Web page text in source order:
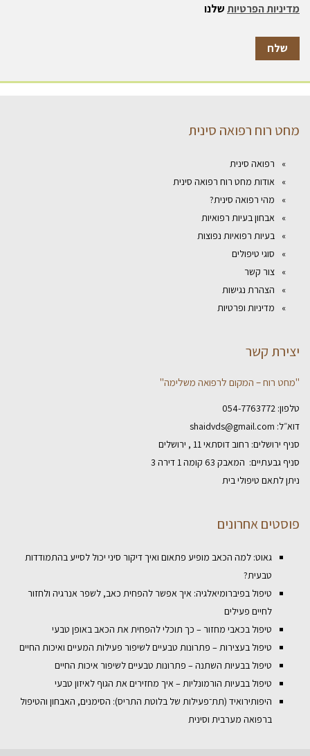
מדיניות הפרטיותשלנו
מחט רוח רפואה סינית
רפואה סינית
אודות מחט רוח רפואה סינית
מהי רפואה סינית?
אבחון בעיות רפואיות
בעיות רפואיות נפוצות
סוגי טיפולים
צור קשר
הצהרת נגישות
מדיניות ופרטיות
יצירת קשר
"מחט רוח – המקום לרפואה משלימה"
טלפון: 054-7763772
דוא״ל: shaidvds@gmail.com
סניף ירושלים: רחוב דוסתאי 11 , ירושלים
סניף גבעתיים: המאבק 63 קומה 1 דירה 3
ניתן לתאם טיפולי בית
פוסטים אחרונים
גאוט: למה הכאב מופיע פתאום ואיך דיקור סיני יכול לסייע בהתמודדות
טבעית?
טיפול בפיברומיאלגיה: איך אפשר להפחית כאב, לשפר אנרגיה ולחזור
לחיים פעילים
טיפול בכאבי מחזור – כך תוכלי להפחית את הכאב באופן טבעי
טיפול בעצירות – פתרונות טבעיים לשיפור פעילות המעיים ואיכות החיים
טיפול בבעיות השתנה – פתרונות טבעיים לשיפור איכות החיים
טיפול בבעיות הורמונליות – איך מחזירים את הגוף לאיזון טבעי
היפותירואיד (תת־פעילות של בלוטת התריס): הסימנים, האבחון והטיפול
ברפואה מערבית וסינית